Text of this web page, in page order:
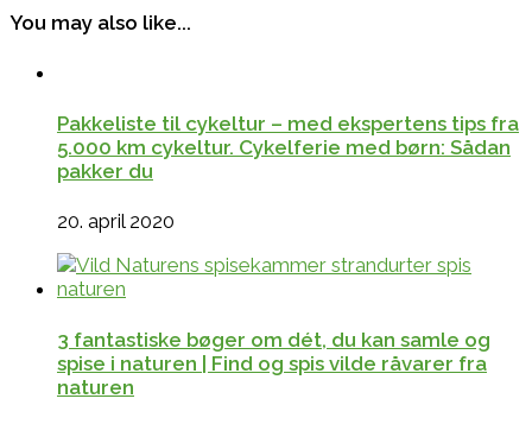
You may also like...
Pakkeliste til cykeltur – med ekspertens tips fra
5.000 km cykeltur. Cykelferie med børn: Sådan
pakker du
20. april 2020
3 fantastiske bøger om dét, du kan samle og
spise i naturen | Find og spis vilde råvarer fra
naturen